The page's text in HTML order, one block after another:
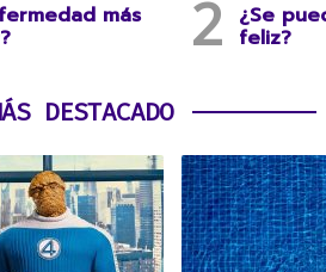
más ¿Se
feliz?
DESTACADO